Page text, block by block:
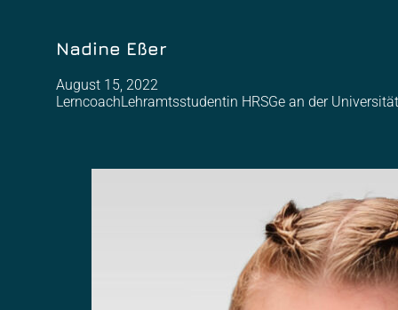
Nadine Eßer
August 15, 2022
LerncoachLehramtsstudentin HRSGe an der